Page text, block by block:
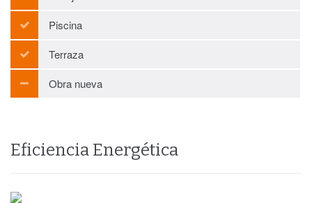
Piscina
Terraza
Obra nueva
Eficiencia Energética